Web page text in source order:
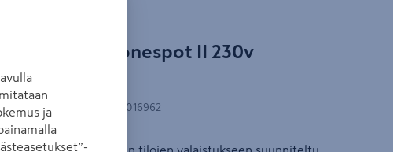
Zonespot II 230v
EAN-koodi 6438045016962
ja